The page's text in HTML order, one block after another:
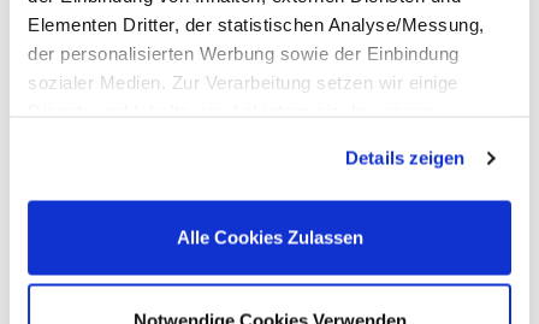
Elementen Dritter, der statistischen Analyse/Messung,
der personalisierten Werbung sowie der Einbindung
sozialer Medien. Zur Verarbeitung setzen wir einige
Datenübermittlungen in Länder, die nicht Bestandteil des
EWR sind. Ohne Ihre Einwilligung dürfen wir nur die
Cookies und andere Technologien auf Ihren Endgeräten
erforderlich sind (Funktionell). Für alle anderen
Anwendungsfälle (Messung/ Marketing) ist Ihre
Details zeigen
Alle Cookies Zulassen
Branchen- und Kundenvielfalt
beruflichen Werdegang. Dank unserer